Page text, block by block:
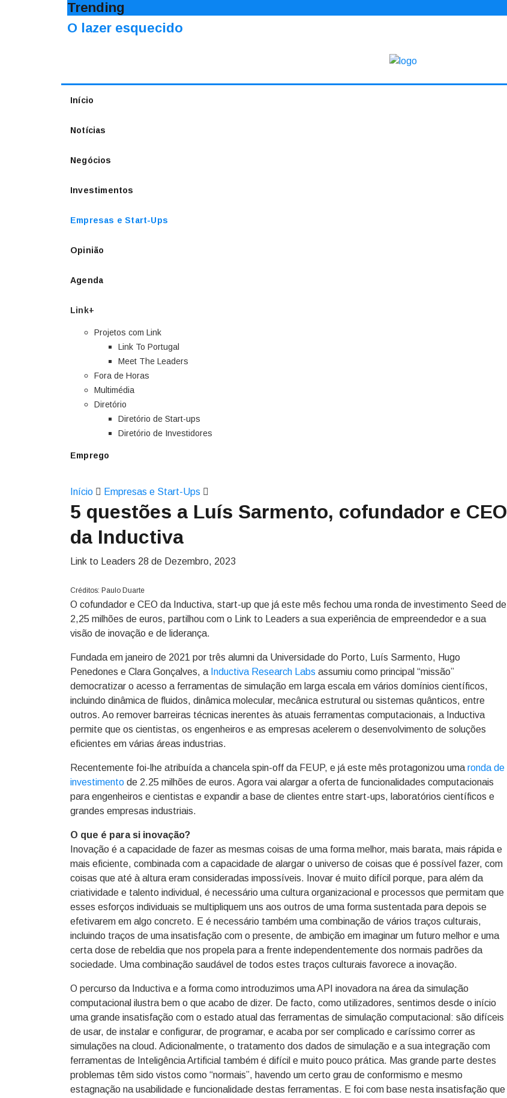
Trending
O lazer esquecido
Início
Notícias
Negócios
Investimentos
Empresas e Start-Ups
Opinião
Agenda
Link+
Projetos com Link
Link To Portugal
Meet The Leaders
Fora de Horas
Multimédia
Diretório
Diretório de Start-ups
Diretório de Investidores
Emprego
Início Empresas e Start-Ups
5 questões a Luís Sarmento, cofundador e CEO
da Inductiva
Link to Leaders 28 de Dezembro, 2023
Créditos: Paulo Duarte
O cofundador e CEO da Inductiva, start-up que já este mês fechou uma ronda de investimento Seed de
2,25 milhões de euros, partilhou com o Link to Leaders a sua experiência de empreendedor e a sua
visão de inovação e de liderança.
Fundada em janeiro de 2021 por três alumni da Universidade do Porto, Luís Sarmento, Hugo
Penedones e Clara Gonçalves, a Inductiva Research Labs assumiu como principal “missão”
democratizar o acesso a ferramentas de simulação em larga escala em vários domínios científicos,
incluindo dinâmica de fluidos, dinâmica molecular, mecânica estrutural ou sistemas quânticos, entre
outros. Ao remover barreiras técnicas inerentes às atuais ferramentas computacionais, a Inductiva
permite que os cientistas, os engenheiros e as empresas acelerem o desenvolvimento de soluções
eficientes em várias áreas industrias.
Recentemente foi-lhe atribuída a chancela spin-off da FEUP, e já este mês protagonizou uma ronda de
investimento de 2.25 milhões de euros. Agora vai alargar a oferta de funcionalidades computacionais
para engenheiros e cientistas e expandir a base de clientes entre start-ups, laboratórios científicos e
grandes empresas industriais.
O que é para si inovação?
Inovação é a capacidade de fazer as mesmas coisas de uma forma melhor, mais barata, mais rápida e
mais eficiente, combinada com a capacidade de alargar o universo de coisas que é possível fazer, com
coisas que até à altura eram consideradas impossíveis. Inovar é muito difícil porque, para além da
criatividade e talento individual, é necessário uma cultura organizacional e processos que permitam que
esses esforços individuais se multipliquem uns aos outros de uma forma sustentada para depois se
efetivarem em algo concreto. E é necessário também uma combinação de vários traços culturais,
incluindo traços de uma insatisfação com o presente, de ambição em imaginar um futuro melhor e uma
certa dose de rebeldia que nos propela para a frente independentemente dos normais padrões da
sociedade. Uma combinação saudável de todos estes traços culturais favorece a inovação.
O percurso da Inductiva e a forma como introduzimos uma API inovadora na área da simulação
computacional ilustra bem o que acabo de dizer. De facto, como utilizadores, sentimos desde o início
uma grande insatisfação com o estado atual das ferramentas de simulação computacional: são difíceis
de usar, de instalar e configurar, de programar, e acaba por ser complicado e caríssimo correr as
simulações na cloud. Adicionalmente, o tratamento dos dados de simulação e a sua integração com
ferramentas de Inteligência Artificial também é difícil e muito pouco prática. Mas grande parte destes
problemas têm sido vistos como “normais”, havendo um certo grau de conformismo e mesmo
estagnação na usabilidade e funcionalidade destas ferramentas. E foi com base nesta insatisfação que